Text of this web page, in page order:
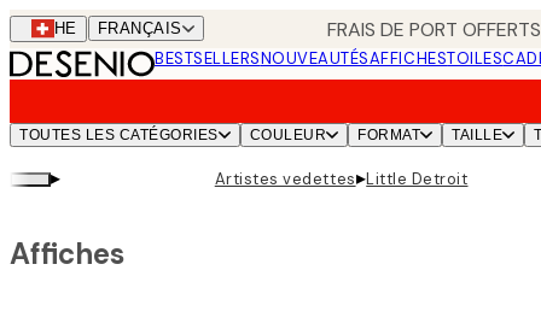
Skip
to
main
CHE FRANÇAIS FRAIS DE PORT
BESTSELLERSNOUVEAUTÉSAFFICHESTOILES
TOUTES LES CATÉGORIES COULEUR FORMAT TAILLE
▸ Artistes vedettes▸Little Detroit
Affiches